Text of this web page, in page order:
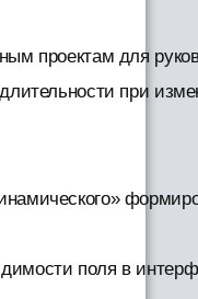
проектам для
при
поля в